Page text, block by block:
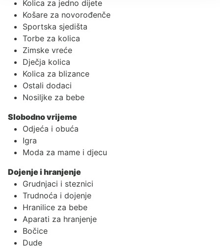
Kolica za jedno dijete
Košare za novorođenče
Sportska sjedišta
Torbe za kolica
Zimske vreće
Dječja kolica
Kolica za blizance
Ostali dodaci
Nosiljke za bebe
Slobodno vrijeme
Odjeća i obuća
Igra
Moda za mame i djecu
Dojenje i hranjenje
Grudnjaci i steznici
Trudnoća i dojenje
Hranilice za bebe
Aparati za hranjenje
Bočice
Dude